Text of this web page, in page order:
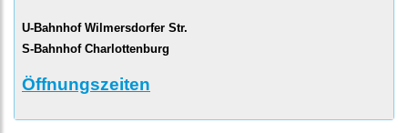
U-Bahnhof Wilmersdorfer Str.
S-Bahnhof Charlottenburg
Öffnungszeiten